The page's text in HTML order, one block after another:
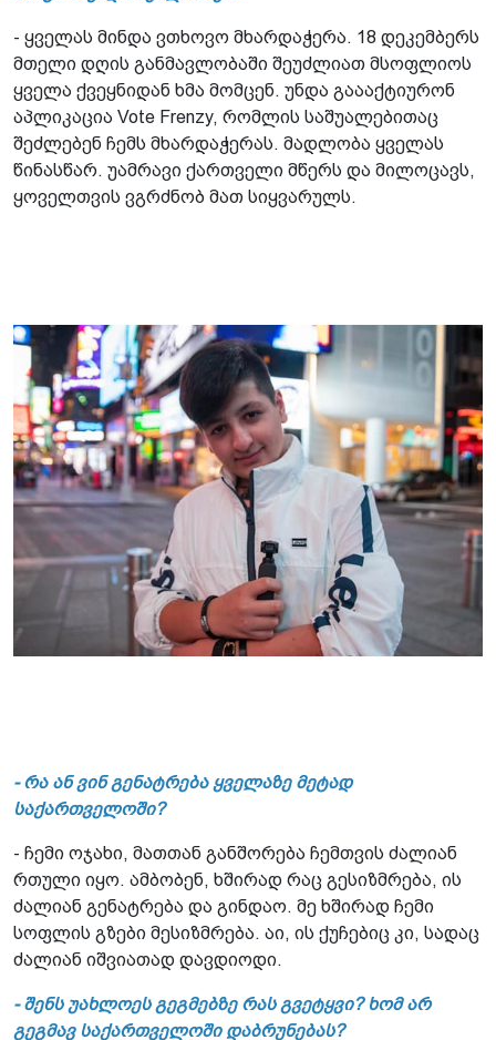
- ყველას მინდა ვთხოვო მხარდაჭერა. 18 დეკემბერს
მთელი დღის განმავლობაში შეუძლიათ მსოფლიოს
ყველა ქვეყნიდან ხმა მომცენ. უნდა გაააქტიურონ
აპლიკაცია Vote Frenzy, რომლის საშუალებითაც
შეძლებენ ჩემს მხარდაჭერას. მადლობა ყველას
წინასწარ. უამრავი ქართველი მწერს და მილოცავს,
ყოველთვის ვგრძნობ მათ სიყვარულს.
- რა ან ვინ გენატრება ყველაზე მეტად
საქართველოში?
- ჩემი ოჯახი, მათთან განშორება ჩემთვის ძალიან
რთული იყო. ამბობენ, ხშირად რაც გესიზმრება, ის
ძალიან გენატრება და გინდაო. მე ხშირად ჩემი
სოფლის გზები მესიზმრება. აი, ის ქუჩებიც კი, სადაც
ძალიან იშვიათად დავდიოდი.
- შენს უახლოეს გეგმებზე რას გვეტყვი? ხომ არ
გეგმავ საქართველოში დაბრუნებას?